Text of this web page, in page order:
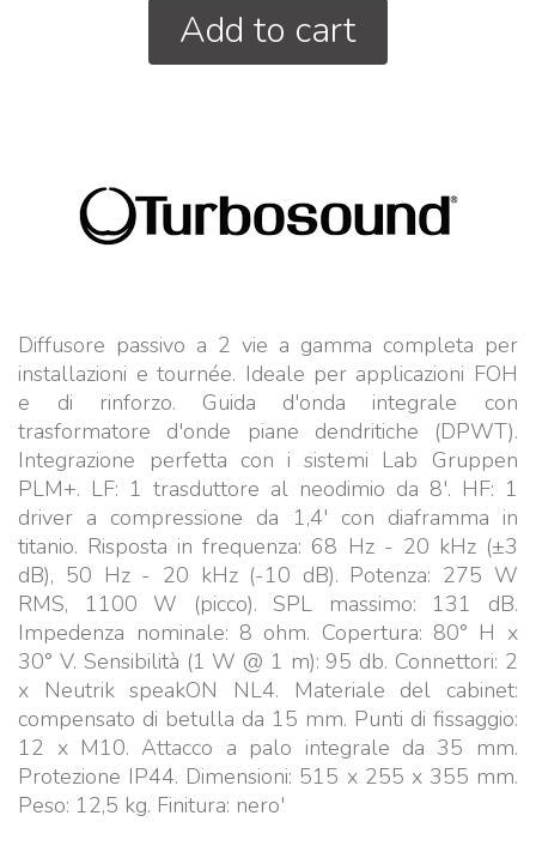
Add to cart
Diffusore passivo a 2 vie a gamma completa per
installazioni e tournée. Ideale per applicazioni FOH
e di rinforzo. Guida d'onda integrale con
trasformatore d'onde piane dendritiche (DPWT).
Integrazione perfetta con i sistemi Lab Gruppen
PLM+. LF: 1 trasduttore al neodimio da 8'. HF: 1
driver a compressione da 1,4' con diaframma in
titanio. Risposta in frequenza: 68 Hz - 20 kHz (±3
dB), 50 Hz - 20 kHz (-10 dB). Potenza: 275 W
RMS, 1100 W (picco). SPL massimo: 131 dB.
Impedenza nominale: 8 ohm. Copertura: 80° H x
30° V. Sensibilità (1 W @ 1 m): 95 db. Connettori: 2
x Neutrik speakON NL4. Materiale del cabinet:
compensato di betulla da 15 mm. Punti di fissaggio:
12 x M10. Attacco a palo integrale da 35 mm.
Protezione IP44. Dimensioni: 515 x 255 x 355 mm.
Peso: 12,5 kg. Finitura: nero'